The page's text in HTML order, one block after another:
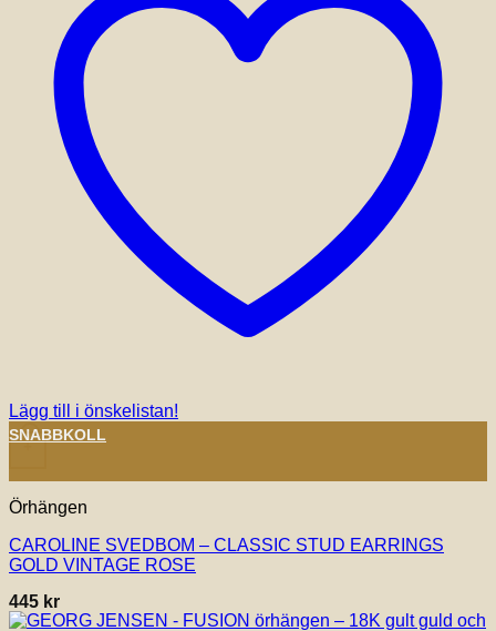
Lägg till i önskelistan!
+
SNABBKOLL
Örhängen
CAROLINE SVEDBOM – CLASSIC STUD EARRINGS
GOLD VINTAGE ROSE
445 kr